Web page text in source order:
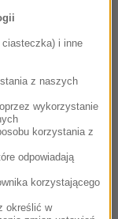
wraca z
się ze
i inne
z naszych
wykorzystanie
korzystania z
odpowiadają
korzystającego
określić w